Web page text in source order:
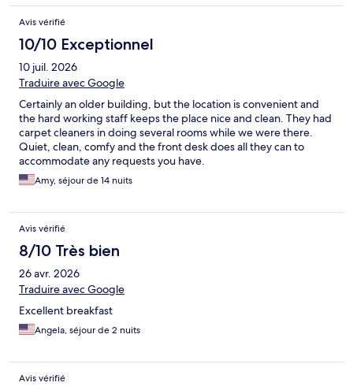
Avis vérifié
10/10 Exceptionnel
10 juil. 2026
Traduire avec Google
Certainly an older building, but the location is convenient and
the hard working staff keeps the place nice and clean. They had
carpet cleaners in doing several rooms while we were there.
Quiet, clean, comfy and the front desk does all they can to
accommodate any requests you have.
Amy, séjour de 14 nuits
Avis vérifié
8/10 Très bien
26 avr. 2026
Traduire avec Google
Excellent breakfast
Angela, séjour de 2 nuits
Avis vérifié